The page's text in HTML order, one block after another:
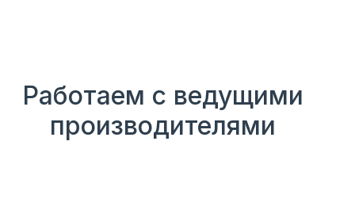
Работаем с ведущими
производителями